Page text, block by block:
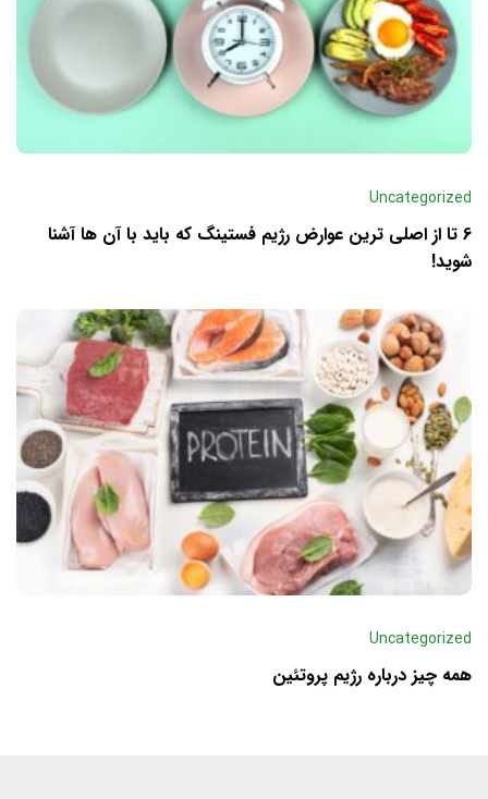
Uncategorized
6 تا از اصلی ترین عوارض رژیم فستینگ که باید با آن ها آشنا
شوید!
Uncategorized
همه چیز درباره رژیم پروتئین